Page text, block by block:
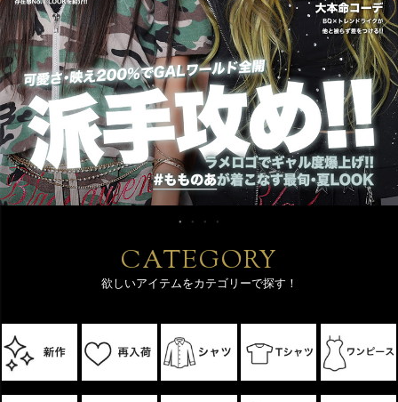
CATEGORY
欲しいアイテムをカテゴリーで探す！